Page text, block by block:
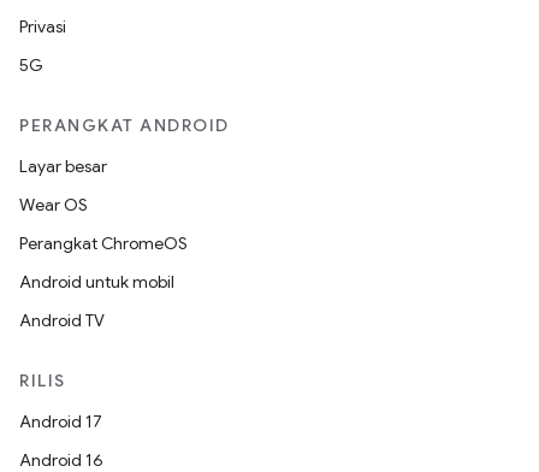
Privasi
5G
PERANGKAT ANDROID
Layar besar
Wear OS
Perangkat ChromeOS
Android untuk mobil
Android TV
RILIS
Android 17
Android 16